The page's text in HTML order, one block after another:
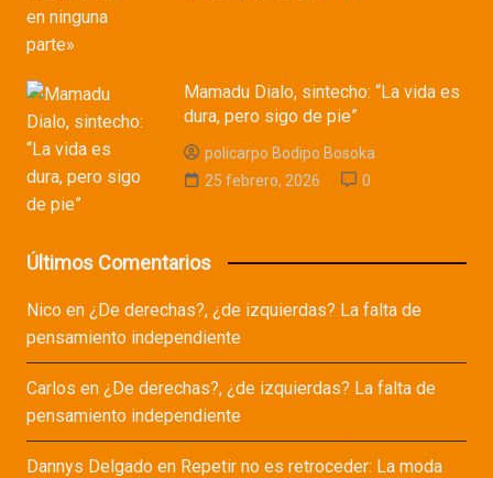
Mamadu Dialo, sintecho: “La vida es
dura, pero sigo de pie”
policarpo Bodipo Bosoka
25 febrero, 2026
0
Últimos Comentarios
Nicoen ¿De derechas?, ¿de izquierdas? La falta de
pensamiento independiente
Carlos en ¿De derechas?, ¿de izquierdas? La falta de
pensamiento independiente
Dannys Delgadoen Repetir no es retroceder: La moda